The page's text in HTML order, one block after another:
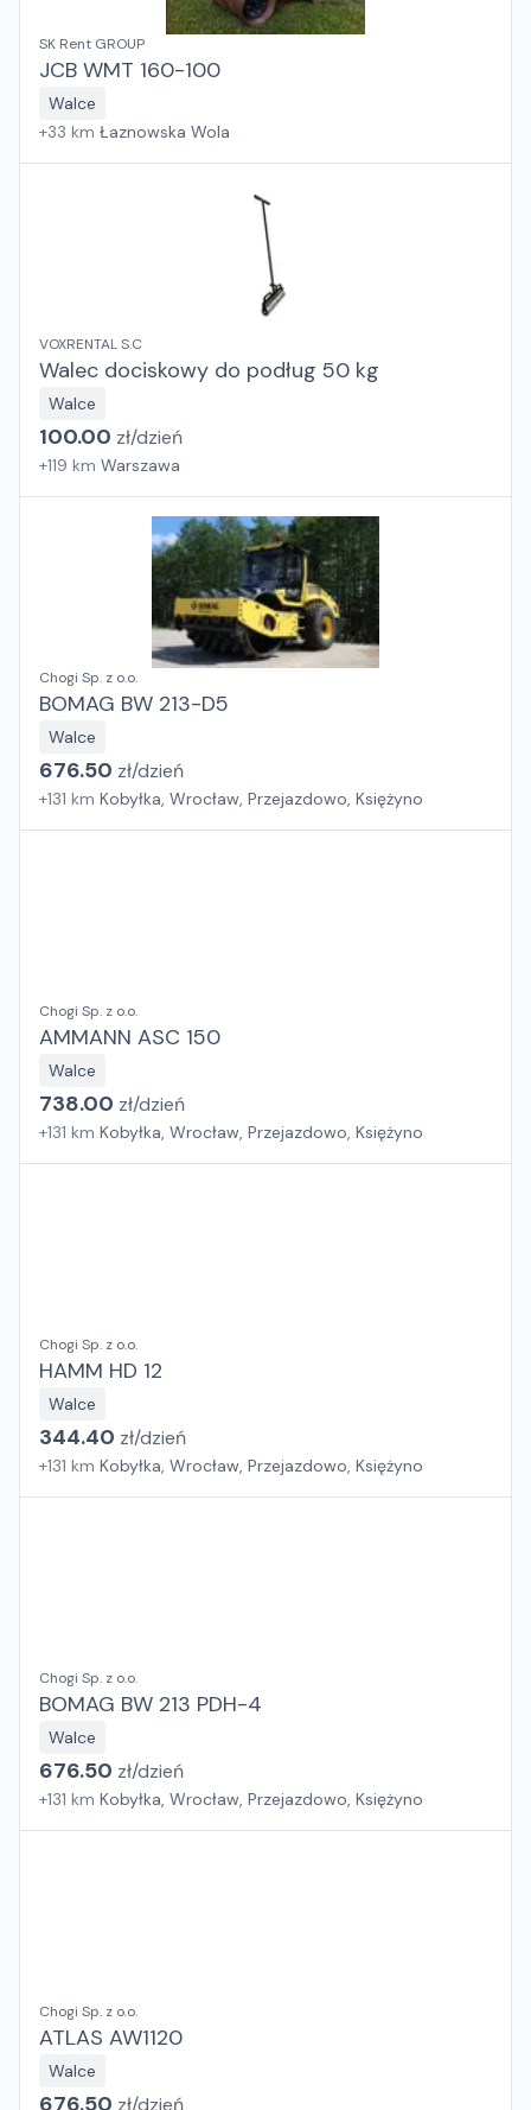
SK Rent GROUP
JCB WMT 160-100
Walce
+33 km Łaznowska Wola
VOXRENTAL S.C
Walec dociskowy do podług 50 kg
Walce
100.00 zł/dzień
+119 km Warszawa
Chogi Sp. z o.o.
BOMAG BW 213-D5
Walce
676.50 zł/dzień
+131 km Kobyłka, Wrocław, Przejazdowo, Księżyno
Chogi Sp. z o.o.
AMMANN ASC 150
Walce
738.00 zł/dzień
+131 km Kobyłka, Wrocław, Przejazdowo, Księżyno
Chogi Sp. z o.o.
HAMM HD 12
Walce
344.40 zł/dzień
+131 km Kobyłka, Wrocław, Przejazdowo, Księżyno
Chogi Sp. z o.o.
BOMAG BW 213 PDH-4
Walce
676.50 zł/dzień
+131 km Kobyłka, Wrocław, Przejazdowo, Księżyno
Chogi Sp. z o.o.
ATLAS AW1120
Walce
676.50 zł/dzień